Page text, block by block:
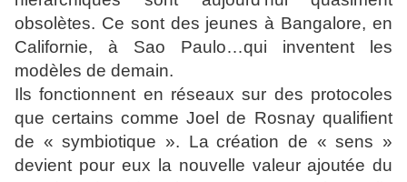
obsolètes. Ce sont des jeunes à Bangalore, en
Californie, à Sao Paulo…qui inventent les
modèles de demain.
Ils fonctionnent en réseaux sur des protocoles
que certains comme Joel de Rosnay qualifient
de « symbiotique ». La création de « sens »
devient pour eux la nouvelle valeur ajoutée du